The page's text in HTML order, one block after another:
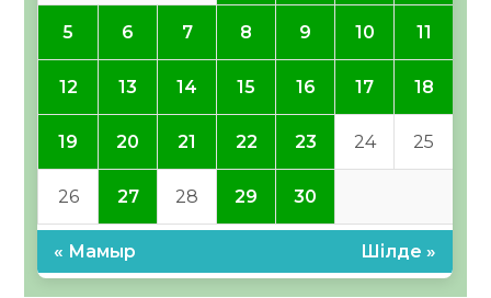
5 6 7 8 9 10 11
12 13 14 15 16 17 18
19 20 21 22 23 24 25
26 27 28 29 30
« Мамыр Шілде »